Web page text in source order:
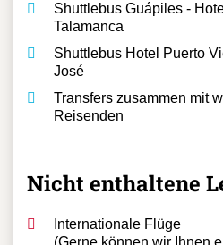
Shuttlebus Guápiles -
Talamanca
Shuttlebus Hotel Puerto
José
Transfers zusammen mit
Reisenden
Nicht enthaltene
Internationale Flüge